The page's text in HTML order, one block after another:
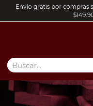
Envío gratis por compras